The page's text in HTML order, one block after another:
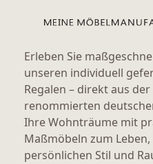
Erleben Sie
unseren individuell
Regalen – direkt aus
renommierten
Ihre Wohnträume mit
Maßmöbeln zum
persönlichen Stil und